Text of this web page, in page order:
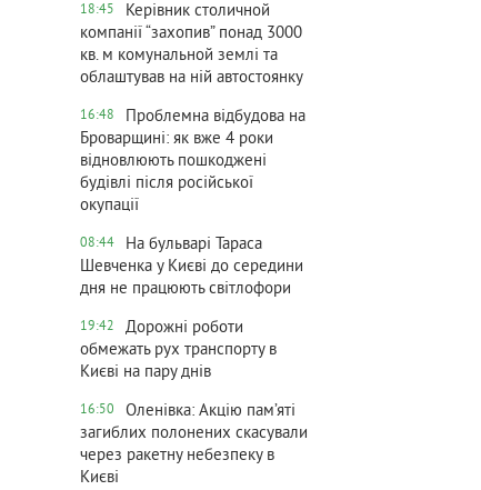
18:45
Керівник столичной
компанії “захопив” понад 3000
кв. м комунальной землі та
облаштував на ній автостоянку
16:48
Проблемна відбудова на
Броварщині: як вже 4 роки
відновлюють пошкоджені
будівлі після російської
окупації
08:44
На бульварі Тараса
Шевченка у Києві до середини
дня не працюють світлофори
19:42
Дорожні роботи
обмежать рух транспорту в
Києві на пару днів
16:50
Оленівка: Акцію пам’яті
загиблих полонених скасували
через ракетну небезпеку в
Києві